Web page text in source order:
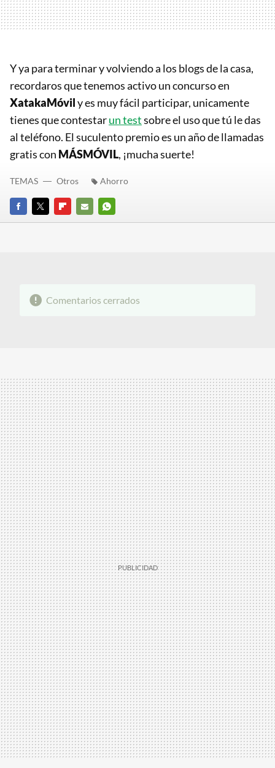
Y ya para terminar y volviendo a los blogs de la casa,
recordaros que tenemos activo un concurso en
XatakaMóvily es muy fácil participar, unicamente
tienes que contestarun testsobre el uso que tú le das
al teléfono. El suculento premio es un año de llamadas
gratis con MÁSMÓVIL, ¡mucha suerte!
FACEBOOK
TWITTERFLIPBOARD
E-
WHATSAPP
TEMAS Otros Ahorro
Comentarios cerrados